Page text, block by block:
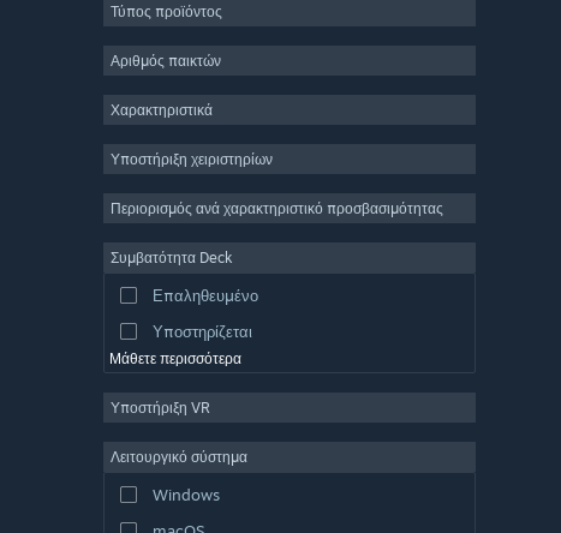
Μαζικό πολλών παικτών
Indie
Χαλαρό
Προσομοίωση
Παραγωγή βίντεο
Επεξεργασία εικόνας
Τύπος προϊόντος
Αριθμός παικτών
Χαρακτηριστικά
Υποστήριξη χειριστηρίων
Περιορισμός ανά χαρακτηριστικό προσβασιμότητας
Συμβατότητα Deck
Επαληθευμένο
Υποστηρίζεται
Μάθετε περισσότερα
Υποστήριξη VR
Λειτουργικό σύστημα
Windows